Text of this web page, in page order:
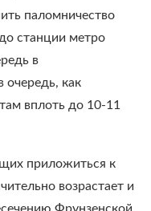
паломничество
станции метро
в
очередь, как
вплоть до 10-11
приложиться к
возрастает и
Фрунзенской